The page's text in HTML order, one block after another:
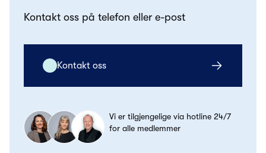
Kontakt oss på telefon eller e-post
Kontakt oss
Vi er tilgjengelige via hotline 24/7
for alle medlemmer